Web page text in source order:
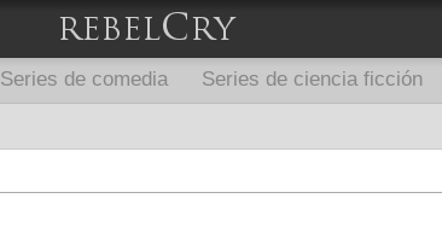
Series de comedia Series de ciencia ficción